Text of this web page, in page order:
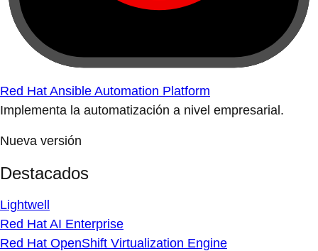
Red Hat Ansible Automation Platform
Implementa la automatización a nivel empresarial.
Nueva versión
Destacados
Lightwell
Red Hat AI Enterprise
Red Hat OpenShift Virtualization Engine